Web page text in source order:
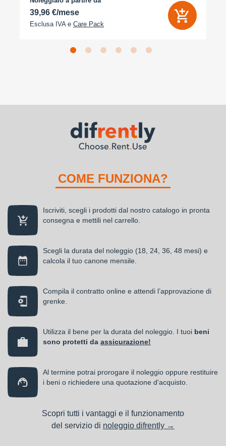
39,96 €/mese
Esclusa IVA e Care Pack
COME FUNZIONA?
Iscriviti, scegli i prodotti dal nostro catalogo in pronta
consegna e mettili nel carrello.
Scegli la durata del noleggio (18, 24, 36, 48 mesi) e
calcola il tuo canone mensile.
Compila il contratto online e attendi l’approvazione di
grenke.
Utilizza il bene per la durata del noleggio. I tuoi beni
sono protetti da assicurazione!
Al termine potrai prorogare il noleggio oppure restituire
i beni o richiedere una quotazione d'acquisto.
Scopri tutti i vantaggi e il funzionamento
del servizio di noleggio difrently →